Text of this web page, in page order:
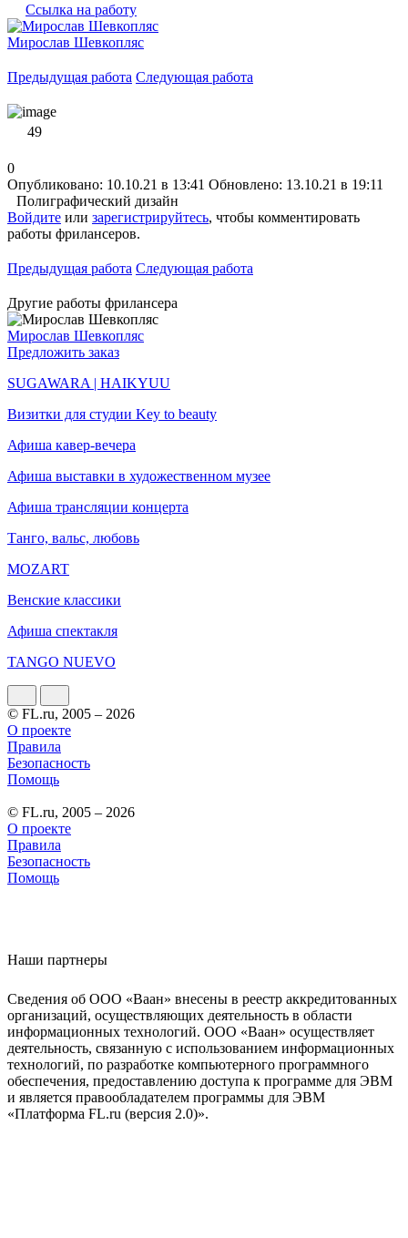
Ссылка на работу
Мирослав Шевкопляс
Предыдущая работа Следующая работа
49
0
Опубликовано: 10.10.21 в 13:41 Обновлено: 13.10.21 в 19:11
Полиграфический дизайн
Войдите или зарегистрируйтесь, чтобы комментировать
работы фрилансеров.
Предыдущая работа Следующая работа
Другие работы фрилансера
Мирослав Шевкопляс
Предложить заказ
SUGAWARA | HAIKYUU
Визитки для студии Key to beauty
Афиша кавер-вечера
Афиша выставки в художественном музее
Афиша трансляции концерта
Танго, вальс, любовь
MOZART
Венские классики
Афиша спектакля
TANGO NUEVO
© FL.ru, 2005 – 2026
О проекте
Правила
Безопасность
Помощь
© FL.ru, 2005 – 2026
О проекте
Правила
Безопасность
Помощь
Наши партнеры
Сведения об ООО «Ваан» внесены в реестр аккредитованных
организаций, осуществляющих деятельность в области
информационных технологий. ООО «Ваан» осуществляет
деятельность, связанную с использованием информационных
технологий, по разработке компьютерного программного
обеспечения, предоставлению доступа к программе для ЭВМ
и является правообладателем программы для ЭВМ
«Платформа FL.ru (версия 2.0)».